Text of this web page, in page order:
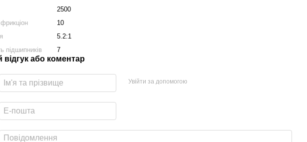
2500
10
5.2:1
підшипників
7
відгук або коментар
Увійти за допомогою